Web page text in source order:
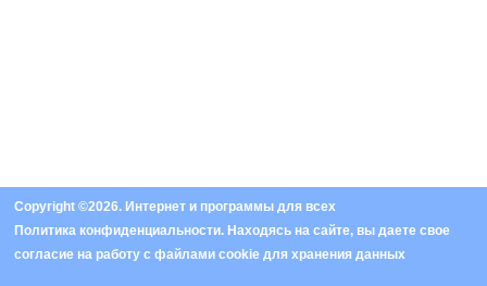
Copyright ©2026. Интернет и программы для всех
Политика конфиденциальности. Находясь на сайте, вы даете свое
согласие на работу сфайлами cookie для хранения данных